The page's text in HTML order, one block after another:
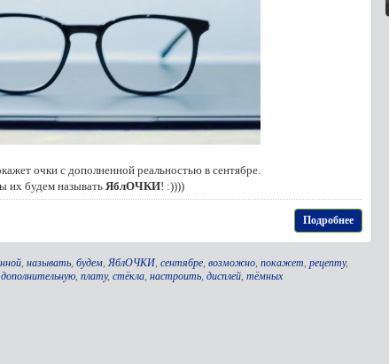
очки с дополненной реальностью в сентябре.
их будем называть ЯблОЧКИ! :))))
Подробнее
, называть, будем,ЯблОЧКИ, сентябре, возможно, покажет, рецепту,
дополнительную, плату, стёкла, настроить, дисплей, тёмных